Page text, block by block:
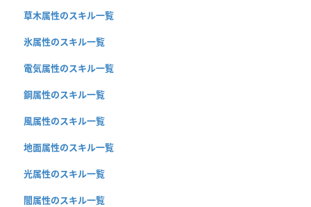
草木属性のスキル一覧
氷属性のスキル一覧
電気属性のスキル一覧
鋼属性のスキル一覧
風属性のスキル一覧
地面属性のスキル一覧
光属性のスキル一覧
闇属性のスキル一覧